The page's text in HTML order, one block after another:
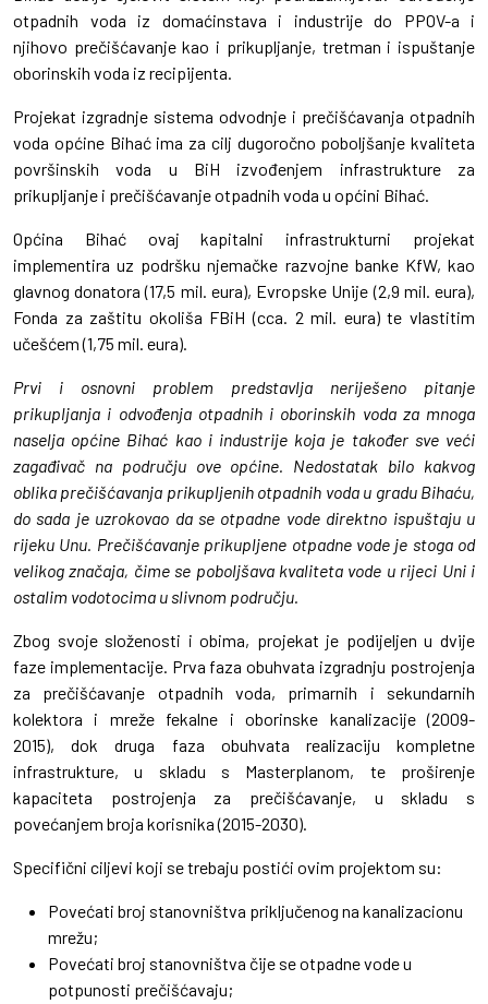
otpadnih voda iz domaćinstava i industrije do PPOV-a i
njihovo prečišćavanje kao i prikupljanje, tretman i ispuštanje
oborinskih voda iz recipijenta.
Projekat izgradnje sistema odvodnje i prečišćavanja otpadnih
voda općine Bihać ima za cilj dugoročno poboljšanje kvaliteta
površinskih voda u BiH izvođenjem infrastrukture za
prikupljanje i prečišćavanje otpadnih voda u općini Bihać.
Općina Bihać ovaj kapitalni infrastrukturni projekat
implementira uz podršku njemačke razvojne banke KfW, kao
glavnog donatora (17,5 mil. eura), Evropske Unije (2,9 mil. eura),
Fonda za zaštitu okoliša FBiH (cca. 2 mil. eura) te vlastitim
učešćem (1,75 mil. eura).
Prvi i osnovni problem predstavlja neriješeno pitanje
prikupljanja i odvođenja otpadnih i oborinskih voda za mnoga
naselja općine Bihać kao i industrije koja je također sve veći
zagađivač na području ove općine. Nedostatak bilo kakvog
oblika prečišćavanja prikupljenih otpadnih voda u gradu Bihaću,
do sada je uzrokovao da se otpadne vode direktno ispuštaju u
rijeku Unu. Prečišćavanje prikupljene otpadne vode je stoga od
velikog značaja, čime se poboljšava kvaliteta vode u rijeci Uni i
ostalim vodotocima u slivnom području.
Zbog svoje složenosti i obima, projekat je podijeljen u dvije
faze implementacije. Prva faza obuhvata izgradnju postrojenja
za prečišćavanje otpadnih voda, primarnih i sekundarnih
kolektora i mreže fekalne i oborinske kanalizacije (2009-
2015), dok druga faza obuhvata realizaciju kompletne
infrastrukture, u skladu s Masterplanom, te proširenje
kapaciteta postrojenja za prečišćavanje, u skladu s
povećanjem broja korisnika (2015-2030).
Specifični ciljevi koji se trebaju postići ovim projektom su:
Povećati broj stanovništva priključenog na kanalizacionu
mrežu;
Povećati broj stanovništva čije se otpadne vode u
potpunosti prečišćavaju;